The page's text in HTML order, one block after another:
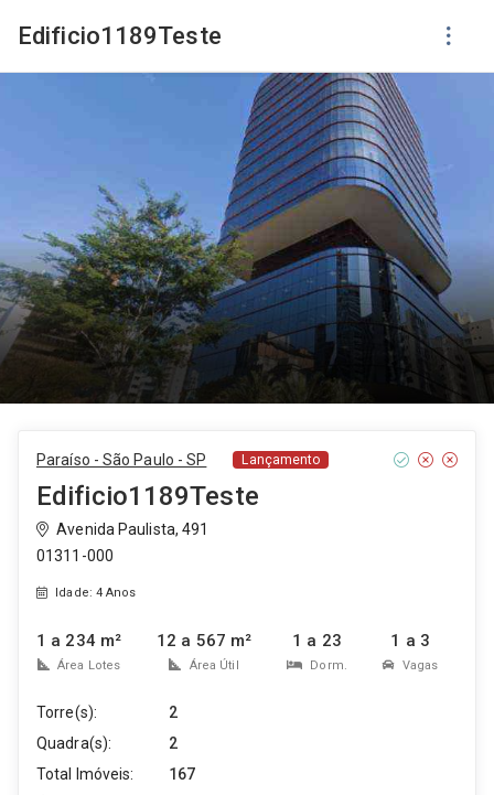
Edificio1189Teste
Paraíso - São Paulo - SP Lançamento
Edificio1189Teste
Avenida Paulista, 491
01311-000
Idade: 4 Anos
1 a 234 m²
Área Lotes
12 a 567 m²
Área Útil
1 a 23
Dorm.
1 a 3
Vagas
Torre(s):
2
Quadra(s):
2
Total Imóveis:
167